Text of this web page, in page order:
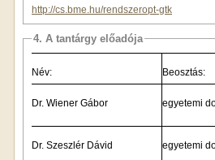
http://cs.bme.hu/rendszeropt-gtk
4. A tantárgy előadója
Név: Beosztás:
Dr. Wiener Gábor egyetemi
Dr. Szeszlér Dávid egyetemi